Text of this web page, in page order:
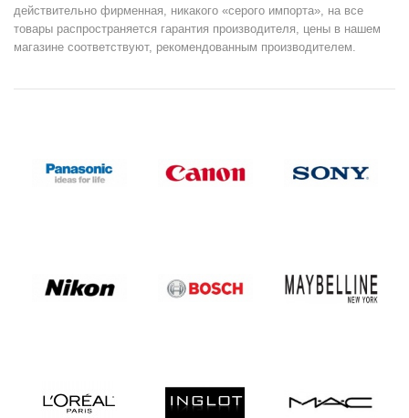
действительно фирменная, никакого «серого импорта», на все
товары распространяется гарантия производителя, цены в нашем
магазине соответствуют, рекомендованным производителем.